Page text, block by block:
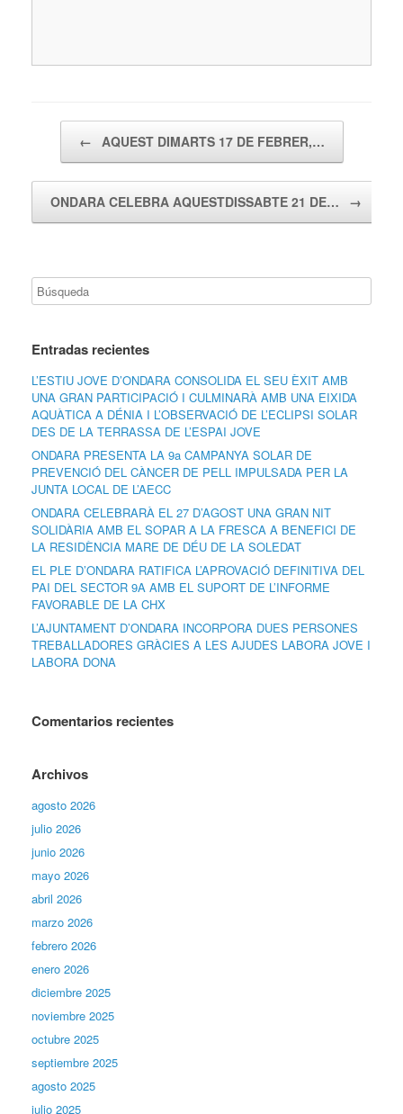
← AQUEST DIMARTS 17 DE FEBRER,…
ONDARA CELEBRA AQUESTDISSABTE 21 DE… →
Entradas recientes
L’ESTIU JOVE D’ONDARA CONSOLIDA EL SEU ÈXIT AMB
UNA GRAN PARTICIPACIÓ I CULMINARÀ AMB UNA EIXIDA
AQUÀTICA A DÉNIA I L’OBSERVACIÓ DE L’ECLIPSI SOLAR
DES DE LA TERRASSA DE L’ESPAI JOVE
ONDARA PRESENTA LA 9a CAMPANYA SOLAR DE
PREVENCIÓ DEL CÀNCER DE PELL IMPULSADA PER LA
JUNTA LOCAL DE L’AECC
ONDARA CELEBRARÀ EL 27 D’AGOST UNA GRAN NIT
SOLIDÀRIA AMB EL SOPAR A LA FRESCA A BENEFICI DE
LA RESIDÈNCIA MARE DE DÉU DE LA SOLEDAT
EL PLE D’ONDARA RATIFICA L’APROVACIÓ DEFINITIVA DEL
PAI DEL SECTOR 9A AMB EL SUPORT DE L’INFORME
FAVORABLE DE LA CHX
L’AJUNTAMENT D’ONDARA INCORPORA DUES PERSONES
TREBALLADORES GRÀCIES A LES AJUDES LABORA JOVE I
LABORA DONA
Comentarios recientes
Archivos
agosto 2026
julio 2026
junio 2026
mayo 2026
abril 2026
marzo 2026
febrero 2026
enero 2026
diciembre 2025
noviembre 2025
octubre 2025
septiembre 2025
agosto 2025
julio 2025